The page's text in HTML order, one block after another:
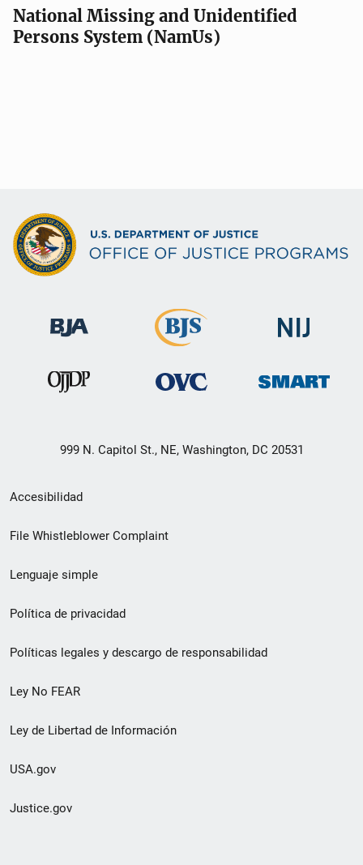
National Missing and Unidentified
Persons System (NamUs)
999 N. Capitol St., NE, Washington, DC 20531
Menú
de
de
pie
de
página
Accesibilidad
File Whistleblower Complaint
Lenguaje simple
Política de privacidad
Políticas legales y descargo de responsabilidad
Ley No FEAR
Ley de Libertad de Información
USA.gov
Justice.gov